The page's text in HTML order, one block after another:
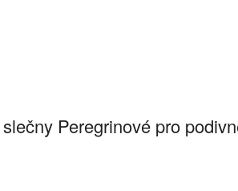
Peregrinové pro